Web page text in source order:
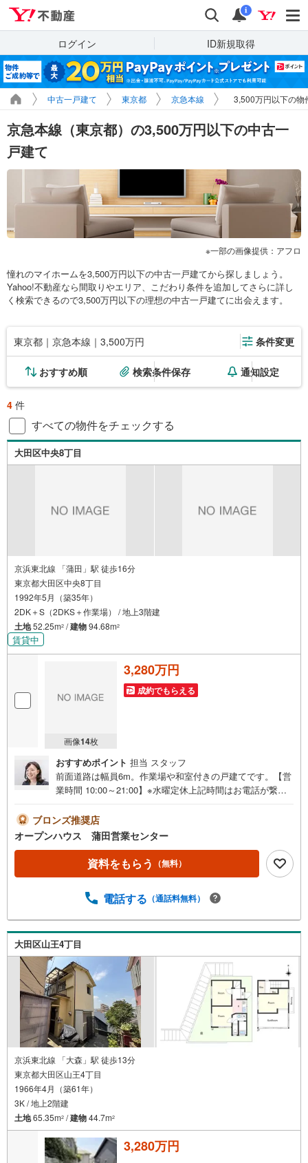
検索 通知
i
ログイン ID新規取得
中古一戸建て 東京都 京急本線 3,500万円以下の物
京急本線（東京都）の3,500万円以下の中古一
戸建て
一部の画像提供：アフロ
憧れのマイホームを3,500万円以下の中古一戸建てから探しましょう。
Yahoo!不動産なら間取りやエリア、こだわり条件を追加してさらに詳し
く検索できるので3,500万円以下の理想の中古一戸建てに出会えます。
東京都｜京急本線｜3,500万円 条件変更
おすすめ順 検索条件保存 通知設定
4 件
すべての物件をチェックする
大田区中央8丁目
京浜東北線 「蒲田」駅 徒歩16分
東京都大田区中央8丁目
1992年5月（築35年）
2DK＋S（2DKS＋作業場） / 地上3階建
土地52.25m2 /建物94.68m2
賃貸中
画像14枚
3,280万円
成約でもらえる
おすすめポイント 担当 スタッフ
前面道路は幅員6m。作業場や和室付きの戸建てです。【営
業時間 10:00～21:00】※水曜定休上記時間はお電話が繋が
現地を見学される場合は「室内・現地を見学する（無
料）」ボタンよりご希望の日時をご記入いただけますとス
ムーズにご案内が可能です。◎現地のご案内について・平
日や夜遅い時間帯もご案内が可能 ※定休日を除く・経験豊
富なスタッフが物件詳細を丁寧にご説明いたします。・車
チャイルドシートのご用意ございます。◎個別FP相談会
す！年間8000棟以上の限定物件を発表しているオープンハ
ウスだから出会える物件が多数ございます。ぜひお気軽に
ご連絡・ご相談ください！※限定物件:当社のみ、もしくは
当社を含めた数社でのみご紹介可能なオープンハウス・デ
ィベロップメントの物件
ブロンズ推奨店
オープンハウス 蒲田営業センター
資料をもらう （無料）
電話する （通話料無料）
大田区山王4丁目
京浜東北線 「大森」駅 徒歩13分
東京都大田区山王4丁目
1966年4月（築61年）
3K / 地上2階建
土地65.35m2 /建物44.7m2
3,280万円